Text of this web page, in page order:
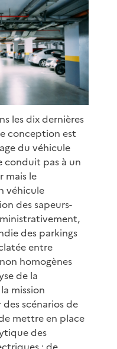
les dix dernières
conception est
du véhicule
conduit pas à un
mais le
véhicule
des sapeurs-
des parkings
entre
homogènes
de la
mission
scénarios de
mettre en place
des